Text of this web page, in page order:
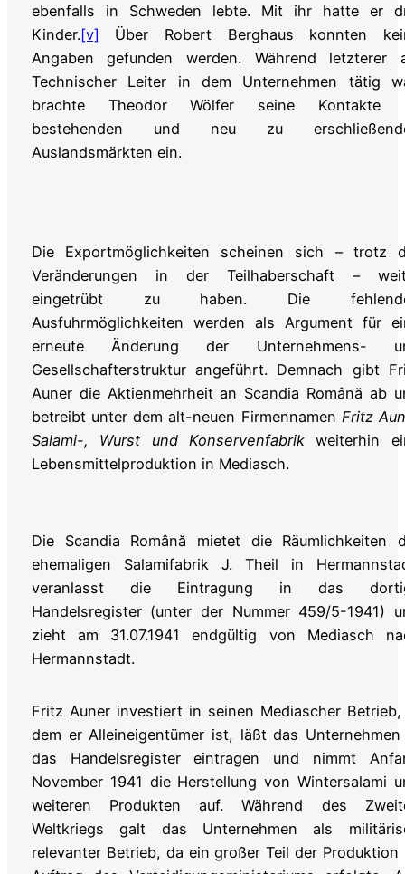
ebenfalls in Schweden lebte. Mit ihr hatte er
Kinder.[v] Über Robert Berghaus konnten
Angaben gefunden werden. Während letzterer
Technischer Leiter in dem Unternehmen tätig
brachte Theodor Wölfer seine Kontakte
bestehenden und neu zu
Auslandsmärkten ein.
Die Exportmöglichkeiten scheinen sich – trotz
Veränderungen in der Teilhaberschaft –
eingetrübt zu haben. Die
Ausfuhrmöglichkeiten werden als Argument für
erneute Änderung der Unternehmens-
Gesellschafterstruktur angeführt. Demnach gibt
Auner die Aktienmehrheit an Scandia Română ab
betreibt unter dem alt-neuen Firmennamen Fritz
Salami-, Wurst und Konservenfabrikweiterhin
Lebensmittelproduktion in Mediasch.
Die Scandia Română mietet die Räumlichkeiten
ehemaligen Salamifabrik J. Theil in
veranlasst die Eintragung in das
Handelsregister (unter der Nummer 459/5-1941)
zieht am 31.07.1941 endgültig von Mediasch
Hermannstadt.
Fritz Auner investiert in seinen Mediascher
dem er Alleineigentümer ist, läßt das
das Handelsregister eintragen und nimmt
November 1941 die Herstellung von Wintersalami
weiteren Produkten auf. Während des
Weltkriegs galt das Unternehmen als
relevanter Betrieb, da ein großer Teil der Produktion